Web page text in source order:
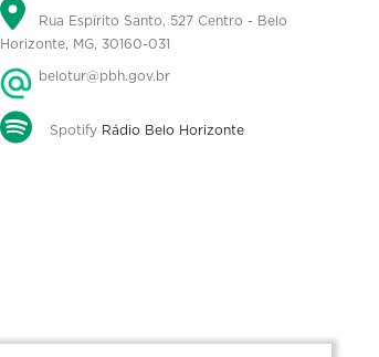
Rua Espírito Santo, 527 Centro - Belo
Horizonte, MG, 30160-031
belotur@pbh.gov.br
Spotify Rádio Belo Horizonte